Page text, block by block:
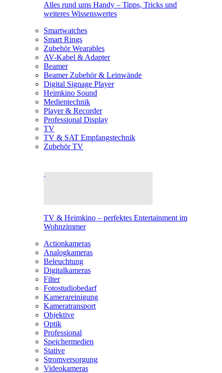
Alles rund ums Handy – Tipps, Tricks und
weiteres Wissenswertes
Smartwatches
Smart Rings
Zubehör Wearables
AV-Kabel & Adapter
Beamer
Beamer Zubehör & Leinwände
Digital Signage Player
Heimkino Sound
Medientechnik
Player & Recorder
Professional Display
TV
TV & SAT Empfangstechnik
Zubehör TV
TV & Heimkino – perfektes Entertainment im
Wohnzimmer
Actionkameras
Analogkameras
Beleuchtung
Digitalkameras
Filter
Fotostudiobedarf
Kamerareinigung
Kameratransport
Objektive
Optik
Professional
Speichermedien
Stative
Stromversorgung
Videokameras